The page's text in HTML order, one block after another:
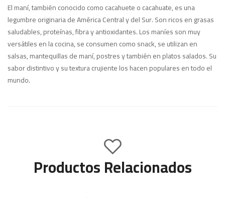
El maní, también conocido como cacahuete o cacahuate, es una
legumbre originaria de América Central y del Sur. Son ricos en grasas
saludables, proteínas, fibra y antioxidantes. Los maníes son muy
versátiles en la cocina, se consumen como snack, se utilizan en
salsas, mantequillas de maní, postres y también en platos salados. Su
sabor distintivo y su textura crujiente los hacen populares en todo el
mundo.
Productos Relacionados